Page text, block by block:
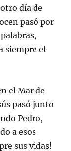
día de
pasó por
siempre el
el Mar de
pasó junto
Pedro,
a esos
sus vidas!